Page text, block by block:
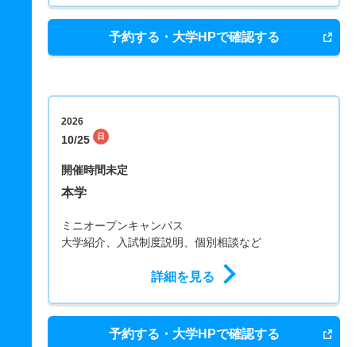
予約する・大学HPで確認する
2026
10/25 日
開催時間未定
本学
ミニオープンキャンパス
大学紹介、入試制度説明、個別相談など
詳細を見る
予約する・大学HPで確認する